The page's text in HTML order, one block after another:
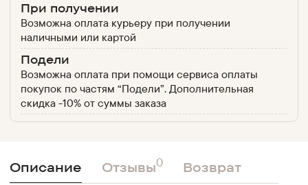
При получении
Возможна оплата курьеру при получении
наличными или картой
Подели
Возможна оплата при помощи сервиса оплаты
покупок по частям “Подели”. Дополнительная
скидка -10% от суммы заказа
Описание Отзывы0 Возврат